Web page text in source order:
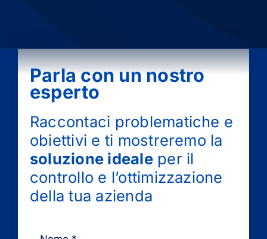
Parla con un nostro
esperto
Raccontaci problematiche e
obiettivi e ti mostreremo la
soluzione idealeper il
controllo e l’ottimizzazione
della tua azienda